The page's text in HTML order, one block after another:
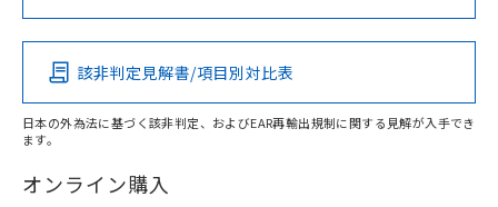
Pb Hg Cd Cr(VI)
O
在庫等で未対応品が混在する可能性があります。
この製品の規格認証/適合状況ページへ
その他の認証はこちらのページからご検索ください
該非判定見解書/項目別対比表
日本の外為法に基づく該非判定、およびEAR再輸出規制に関する見解が入手でき
ます。
オンライン購入